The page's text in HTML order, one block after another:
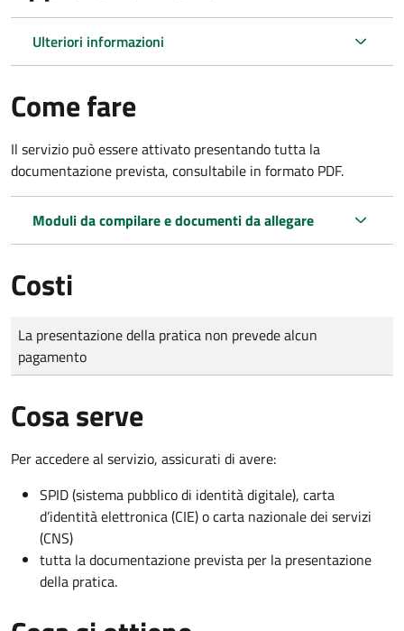
Ulteriori informazioni
Come fare
Il servizio può essere attivato presentando tutta la
documentazione prevista, consultabile in formato PDF.
Moduli da compilare e documenti da allegare
Costi
Tipo di pagamento
Importo
La presentazione della pratica non prevede alcun
pagamento
Cosa serve
Per accedere al servizio, assicurati di avere:
SPID (sistema pubblico di identità digitale), carta
d’identità elettronica (CIE) o carta nazionale dei servizi
(CNS)
tutta la documentazione prevista per la presentazione
della pratica.